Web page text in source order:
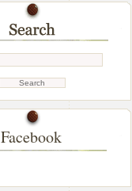
Facebook